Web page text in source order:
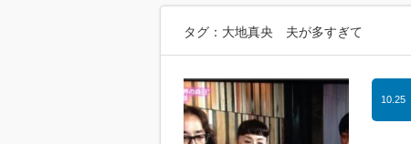
タグ：大地真央 夫が多すぎて
10.25